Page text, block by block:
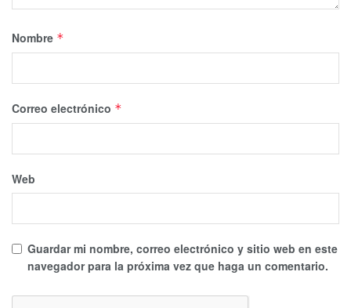
Nombre *
Correo electrónico *
Web
Guardar mi nombre, correo electrónico y sitio web en este
navegador para la próxima vez que haga un comentario.